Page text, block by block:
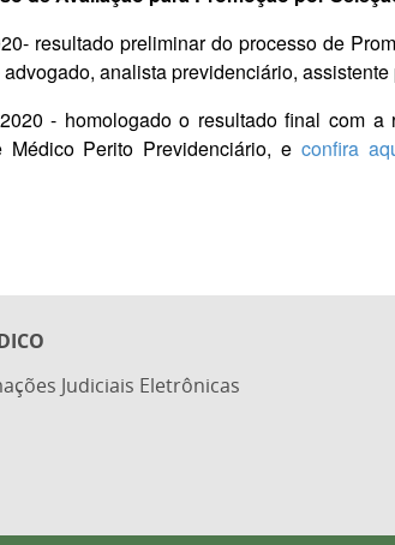
resultado preliminar do processo de
analista previdenciário,
- homologado o resultado final com
Médico Perito Previdenciário, econfira
Judiciais Eletrônicas